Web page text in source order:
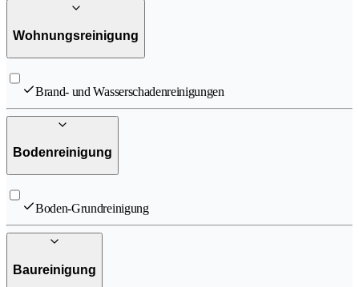
Wohnungsreinigung
Brand- und Wasserschadenreinigungen
Bodenreinigung
Boden-Grundreinigung
Baureinigung